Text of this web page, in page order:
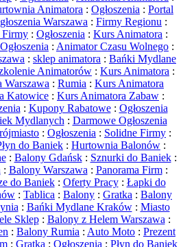
Animatora : Ogłoszenia : Portal
Warszawa : Firmy Regionu :
Firmy : Ogłoszenia : Kurs Animatora :
: Animator Czasu Wolnego :
: sklep animatora : Bańki Mydlane
Animatorów : Kurs Animatora :
Warszawa : Rumia : Kurs Animatora
Katowice : Kurs Animatora Zabaw :
: Kupony Rabatowe: Ogłoszenia
Mydlanych : Darmowe Ogłoszenia
: Ogłoszenia : Solidne Firmy :
do Baniek : Hurtownia Balonów :
: Balony Gdańsk: Sznurki do Baniek:
: Balony Warszawa : Panorama Firm:
do Baniek: Oferty Pracy: Łapki do
: Tablica : Balony : Gratka : Balony
: Bańki Mydlane Kraków: Miasto
Sklep: Balony z Helem Warszawa :
: Balony Rumia : Auto Moto : Prezent
: Gratka : Ogłoszenia : Płyn do Baniek